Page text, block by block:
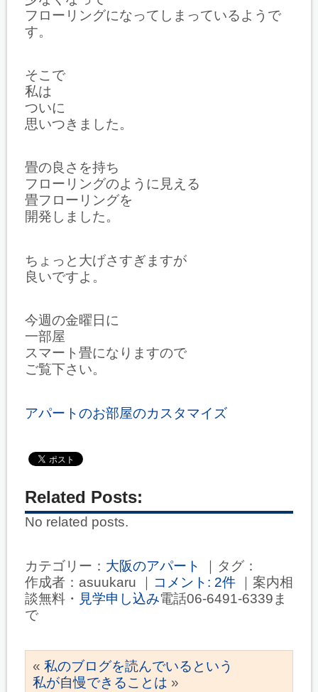
フローリングになってしまっているようで
す。
そこで
私は
ついに
思いつきました。
畳の良さを持ち
フローリングのように見える
畳フローリングを
開発しました。
ちょっと大げさすぎますが
良いですよ。
今週の金曜日に
一部屋
スマート畳になりますので
ご覧下さい。
アパートのお部屋のカスタマイズ
Related Posts:
No related posts.
カテゴリー： 大阪のアパート
｜タグ：
作成者：asuukaru ｜ コメント: 2件 ｜案内相
談無料・ 見学申し込み電話06-6491-6339ま
で
« 私のブログを読んでいるという
私が自慢できることは »